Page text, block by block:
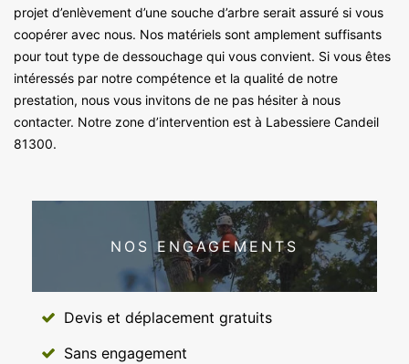
projet d’enlèvement d’une souche d’arbre serait assuré si vous
coopérer avec nous. Nos matériels sont amplement suffisants
pour tout type de dessouchage qui vous convient. Si vous êtes
intéressés par notre compétence et la qualité de notre
prestation, nous vous invitons de ne pas hésiter à nous
contacter. Notre zone d’intervention est à Labessiere Candeil
81300.
NOS ENGAGEMENTS
Devis et déplacement gratuits
Sans engagement